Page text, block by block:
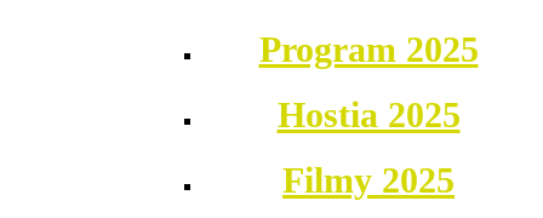
Program 2025
Hostia 2025
Filmy 2025